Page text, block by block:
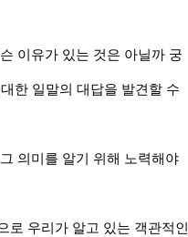
이유가 있는 것은 아닐까 궁
한 일말의 대답을 발견할 수
의미를 알기 위해 노력해야
로 우리가 알고 있는 객관적인